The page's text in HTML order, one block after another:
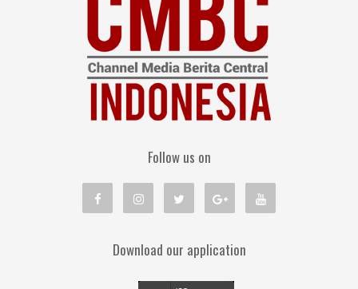
Follow us on
Download our application